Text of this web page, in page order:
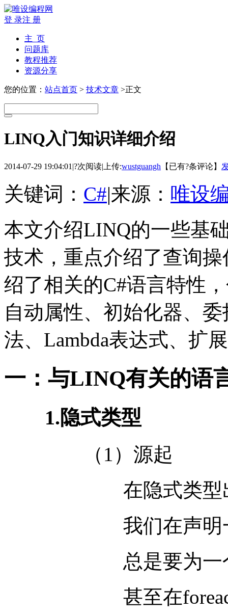
登 录注 册
主 页
问题库
教程推荐
资源分享
您的位置： 站点首页 > 技术文章 >正文
LINQ入门知识详细介绍
2014-07-29 19:04:01 |?次阅读| 上传:wustguangh 【已有?条评论】
关键词： C#|来源： 唯设
本文介绍LINQ的一些基
技术，重点介绍了查询
绍了相关的C#语言特性
自动属性、初始化器、
法、Lambda表达式、扩
一：与LINQ有关的语
1.隐式类型
（1）源起
在隐式类型出
我们在声明一个
总是要为一个变
甚至在foreach一